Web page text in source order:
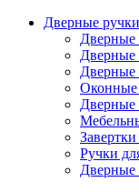
Дверные ручки
Дверные
Дверные
Дверные
Оконные
Дверные
Ручки
Дверные